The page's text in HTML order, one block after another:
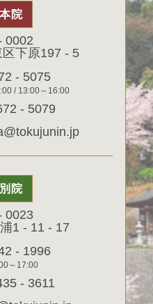
院
0002
下原197 - 5
- 5075
/ 13:00～16:00
- 5079
院
0023
1 - 11 - 17
- 1996
～17:00
- 3611